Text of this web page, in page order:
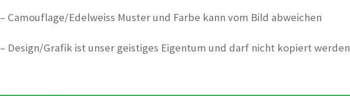
– Camouflage/Edelweiss Muster und Farbe kann vom Bild abweichen
– Design/Grafik ist unser geistiges Eigentum und darf nicht kopiert werden